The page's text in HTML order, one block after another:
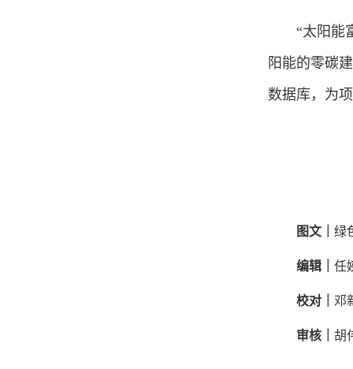
“太阳能
阳能的零碳
数据库，为
图文｜ 绿
编辑｜ 任
校对｜ 邓
审核｜ 胡